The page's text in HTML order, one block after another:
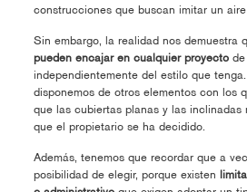
construcciones que buscan imitar un aire
Sin embargo, la realidad nos demuestra
pueden encajar en cualquier proyectode
independientemente del estilo que
disponemos de otros elementos con los
que las cubiertas planas y las inclinadas
que el propietario se ha decidido.
Además, tenemos que recordar que a
posibilidad de elegir, porque existen
o administrativo que exigen adoptar un